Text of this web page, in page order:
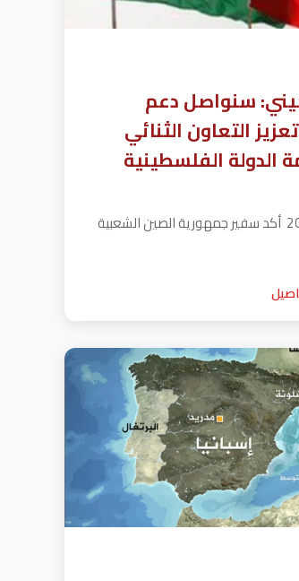
سنواصل دعم
التعاون الثنائي
الدولة الفلسطينية
رام الله 3-8-2026 أكد سفير جمهورية الصين الشعبية